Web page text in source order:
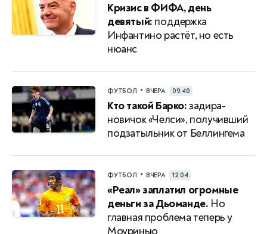
Кризис в ФИФА, день
девятый: поддержка
Инфантино растёт, но есть
нюанс
ФУТБОЛ • ВЧЕРА 09:40
Кто такой Барко:задира-
новичок «Челси», получивший
подзатыльник от Беллингема
ФУТБОЛ • ВЧЕРА 12:04
«Реал» заплатил огромные
деньги за Дьоманде. Но
главная проблема теперь у
Моуринью